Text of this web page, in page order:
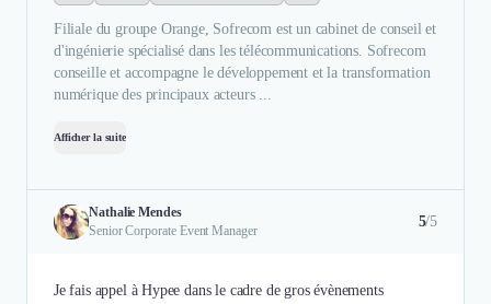
Filiale du groupe Orange, Sofrecom est un cabinet de conseil et
d'ingénierie spécialisé dans les télécommunications. Sofrecom
conseille et accompagne le développement et la transformation
numérique des principaux acteurs ...
Afficher la suite
Nathalie Mendes
Senior Corporate Event Manager
5/5
Je fais appel à Hypee dans le cadre de gros évènements